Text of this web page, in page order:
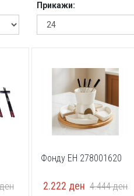
Прикажи:
Фонду EH 278001620
2.222 ден 4.444ден